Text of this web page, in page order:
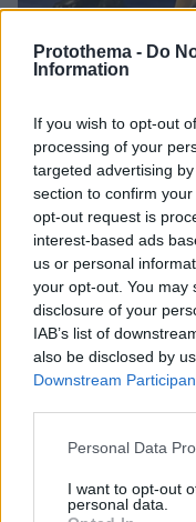
Protothema - Do
Information
If you wish to opt-out
processing of your
targeted advertising
section to confirm
opt-out request is
interest-based ads
us or personal
your opt-out. You may
disclosure of your
IAB’s list of
also be disclosed by
Downstream
Please note that this
not limited to your
grant or deny consent
Personal Data
I want to opt-out
personal data.
Ο ιδρυτής του
συνομίλησε με την
Ζαχαράκη για την
15.04.2024, 15:43